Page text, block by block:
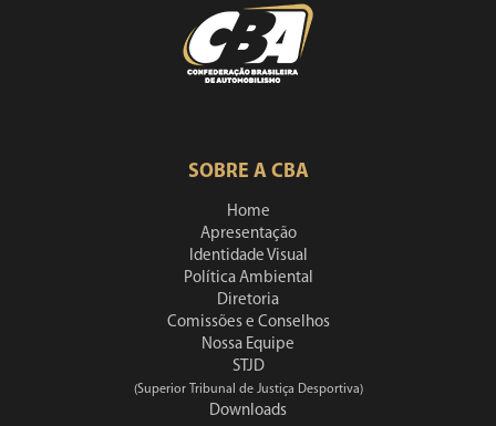
SOBRE A CBA
Home
Apresentação
Identidade Visual
Política Ambiental
Diretoria
Comissões e Conselhos
Nossa Equipe
STJD
(Superior Tribunal de Justiça Desportiva)
Downloads